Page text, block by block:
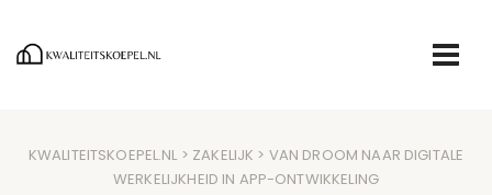
KWALITEITSKOEPEL.NL > ZAKELIJK > VAN DROOM NAAR DIGITALE
WERKELIJKHEID IN APP-ONTWIKKELING